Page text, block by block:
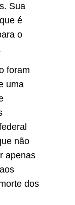
Sua
é
o
foram
uma
não
apenas
dos